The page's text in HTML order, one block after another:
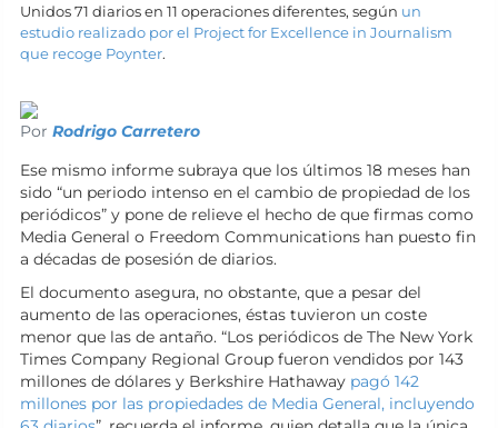
Unidos 71 diarios en 11 operaciones diferentes, según un
estudio realizado por el Project for Excellence in Journalism
que recoge Poynter.
Por Rodrigo Carretero
Ese mismo informe subraya que los últimos 18 meses han
sido “un periodo intenso en el cambio de propiedad de los
periódicos” y pone de relieve el hecho de que firmas como
Media General o Freedom Communications han puesto fin
a décadas de posesión de diarios.
El documento asegura, no obstante, que a pesar del
aumento de las operaciones, éstas tuvieron un coste
menor que las de antaño. “Los periódicos de The New York
Times Company Regional Group fueron vendidos por 143
millones de dólares y Berkshire Hathaway pagó 142
millones por las propiedades de Media General, incluyendo